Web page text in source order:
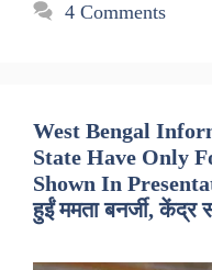
4 Comments
West Bengal
State Have Only
Shown In
हुईं ममता बनर्जी, केंद्र